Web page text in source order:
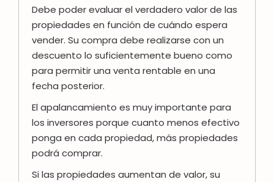
Debe poder evaluar el verdadero valor de las
propiedades en función de cuándo espera
vender. Su compra debe realizarse con un
descuento lo suficientemente bueno como
para permitir una venta rentable en una
fecha posterior.
El apalancamiento es muy importante para
los inversores porque cuanto menos efectivo
ponga en cada propiedad, más propiedades
podrá comprar.
Si las propiedades aumentan de valor, su